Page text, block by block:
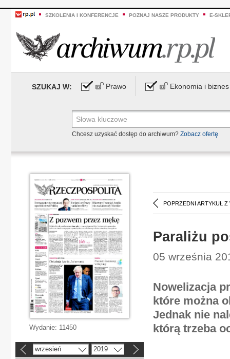
SZKOLENIA I KONFERENCJE POZNAJ NASZE PRODUKTY E-
SZUKAJ W: Prawo Ekonomia i biznes
Chcesz uzyskać dostęp do archiwum? Zobacz ofertę
POPRZEDNI ARTYKUŁ Z
Paraliżu
05 września
Nowelizacja
które można
Jednak nie
którą trzeba
Wydanie: 11450
wrzesień 2019